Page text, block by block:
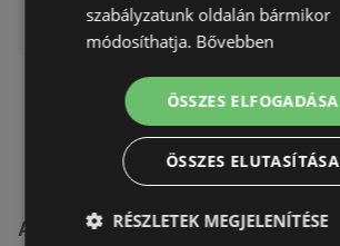
A(z) ÁRKLUB üzletei itt: Budapest
szabályzatunk oldalán bármikor
módosíthatja. Bővebben
ÖSSZES ELFOGADÁSA
ÖSSZES ELUTASÍTÁSA
RÉSZLETEK MEGJELENÍTÉSE